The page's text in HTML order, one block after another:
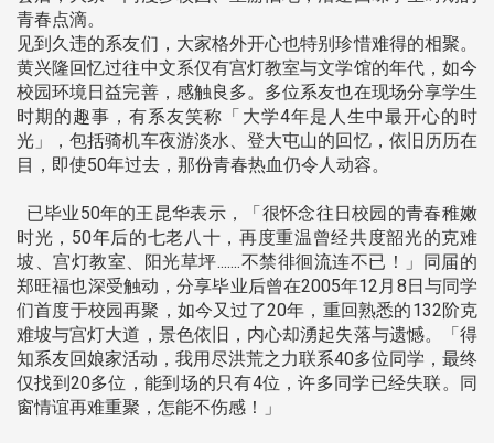
青春点滴。
见到久违的系友们，大家格外开心也特别珍惜难得的相聚。
黄兴隆回忆过往中文系仅有宫灯教室与文学馆的年代，如今
校园环境日益完善，感触良多。多位系友也在现场分享学生
时期的趣事，有系友笑称「大学4年是人生中最开心的时
光」，包括骑机车夜游淡水、登大屯山的回忆，依旧历历在
目，即使50年过去，那份青春热血仍令人动容。
已毕业50年的王昆华表示，「很怀念往日校园的青春稚嫩
时光，50年后的七老八十，再度重温曾经共度韶光的克难
坡、宫灯教室、阳光草坪.......不禁徘徊流连不已！」同届的
郑旺福也深受触动，分享毕业后曾在2005年12月8日与同学
们首度于校园再聚，如今又过了20年，重回熟悉的132阶克
难坡与宫灯大道，景色依旧，内心却湧起失落与遗憾。「得
知系友回娘家活动，我用尽洪荒之力联系40多位同学，最终
仅找到20多位，能到场的只有4位，许多同学已经失联。同
窗情谊再难重聚，怎能不伤感！」